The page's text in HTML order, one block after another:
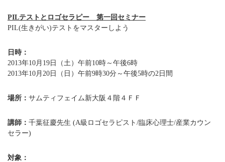
PILテストとロゴセラピー 第一回セミナー
PIL(生きがい)テストをマスターしよう
日時：
2013年10月19日（土）午前10時～午後6時
2013年10月20日（日）午前9時30分～午後5時の2日間
場所： サムティフェイム新大阪４階４ＦＦ
講師： 千葉征慶先生 (A級ロゴセラピスト/臨床心理士/産業カウン
セラー)
対象：